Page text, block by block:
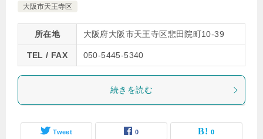
大阪市天王寺区
所在地 大阪府大阪市天王寺区悲田院町10-39
TEL / FAX 050-5445-5340
続きを読む
Tweet 0 0